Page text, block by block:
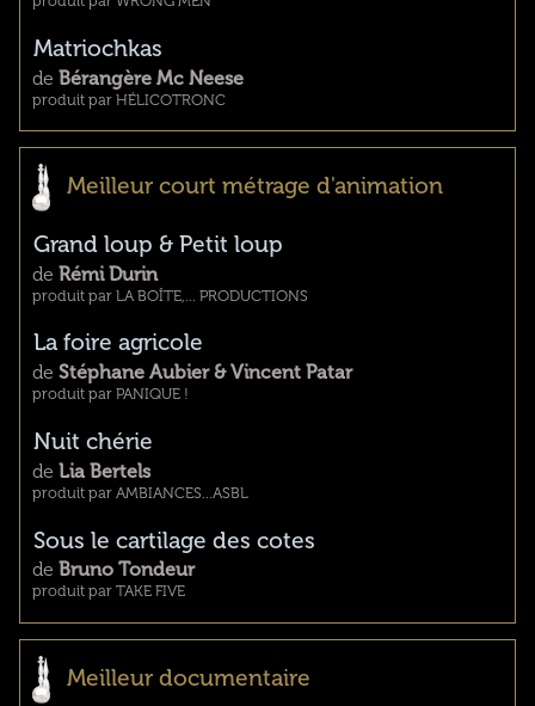
Matriochkas
de Bérangère Mc Neese
produit par HÉLICOTRONC
Meilleur court métrage d'animation
Grand loup & Petit loup
de Rémi Durin
produit par LA BOÎTE,... PRODUCTIONS
La foire agricole
de Stéphane Aubier & Vincent Patar
produit par PANIQUE !
Nuit chérie
de Lia Bertels
produit par AMBIANCES...ASBL
Sous le cartilage des cotes
de Bruno Tondeur
produit par TAKE FIVE
Meilleur documentaire